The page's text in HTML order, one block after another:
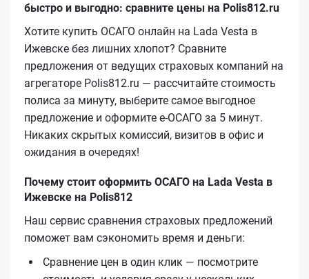
быстро и выгодно: сравните цены на Polis812.ru
Хотите купить ОСАГО онлайн на Lada Vesta в
Ижевске без лишних хлопот? Сравните
предложения от ведущих страховых компаний на
агрегаторе Polis812.ru — рассчитайте стоимость
полиса за минуту, выберите самое выгодное
предложение и оформите е‑ОСАГО за 5 минут.
Никаких скрытых комиссий, визитов в офис и
ожидания в очередях!
Почему стоит оформить ОСАГО на Lada Vesta в
Ижевске на Polis812
Наш сервис сравнения страховых предложений
поможет вам сэкономить время и деньги:
Сравнение цен в один клик — посмотрите